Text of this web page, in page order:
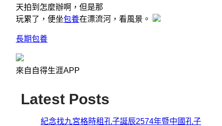
天拍到怎麼辦啊，但是那
玩累了，便坐包養在漂流河，看風景。
長期包養
來自自得生涯APP
Latest Posts
紀念找九宮格時租孔子誕辰2574年暨中國孔子